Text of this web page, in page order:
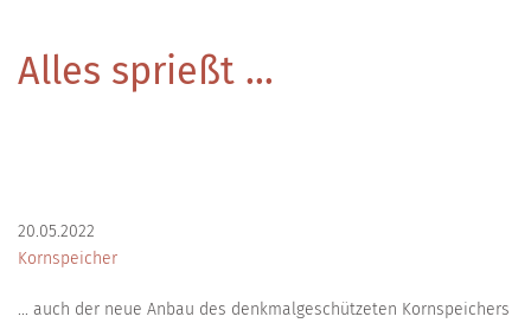
Alles sprießt ...
20.05.2022
Kornspeicher
... auch der neue Anbau des denkmalgeschützeten Kornspeichers